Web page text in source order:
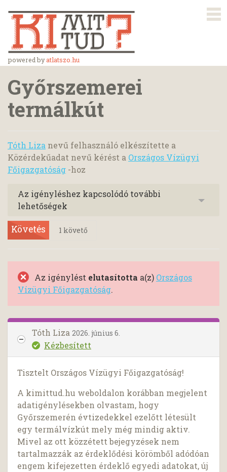
powered byatlatszo.hu
Győrszemerei
termálkút
Tóth Liza nevű felhasználó elkészítette a
Közérdekűadat nevű kérést a Országos Vízügyi
Főigazgatóság -hoz
Az igényléshez kapcsolódó további
lehetőségek
Követés 1 követő
Az igénylést elutasította a(z) Országos
Vízügyi Főigazgatóság.
Tóth Liza 2026. június 6.
Kézbesített
Tisztelt Országos Vízügyi Főigazgatóság!
A kimittud.hu weboldalon korábban megjelent
adatigénylésekben olvastam, hogy
Győrszemerén évtizedekkel ezelőtt létesült
egy termálvízkút mely még mindig aktiv.
Mivel az ott közzétett bejegyzések nem
tartalmazzák az érdeklődési körömből adódóan
engem kifejezetten érdeklő egyedi adatokat, új